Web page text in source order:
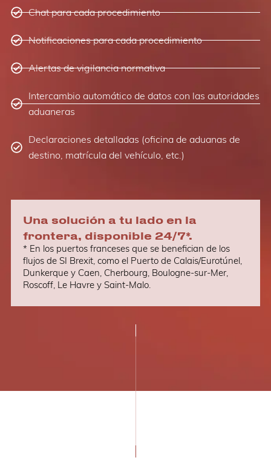
Chat para cada procedimiento
Notificaciones para cada procedimiento
Alertas de vigilancia normativa
Intercambio automático de datos con las autoridades
aduaneras
Declaraciones detalladas (oficina de aduanas de
destino, matrícula del vehículo, etc.)
Una solución a tu lado en la
frontera, disponible 24/7*.
* En los puertos franceses que se benefician de los
flujos de SI Brexit, como el Puerto de Calais/Eurotúnel,
Dunkerque y Caen, Cherbourg, Boulogne-sur-Mer,
Roscoff, Le Havre y Saint-Malo.